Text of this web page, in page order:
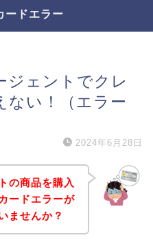
ードエラー
ジェントでクレ
ない！（エラー
2024年6月28日
の商品を購入
ードエラーが
ませんか？